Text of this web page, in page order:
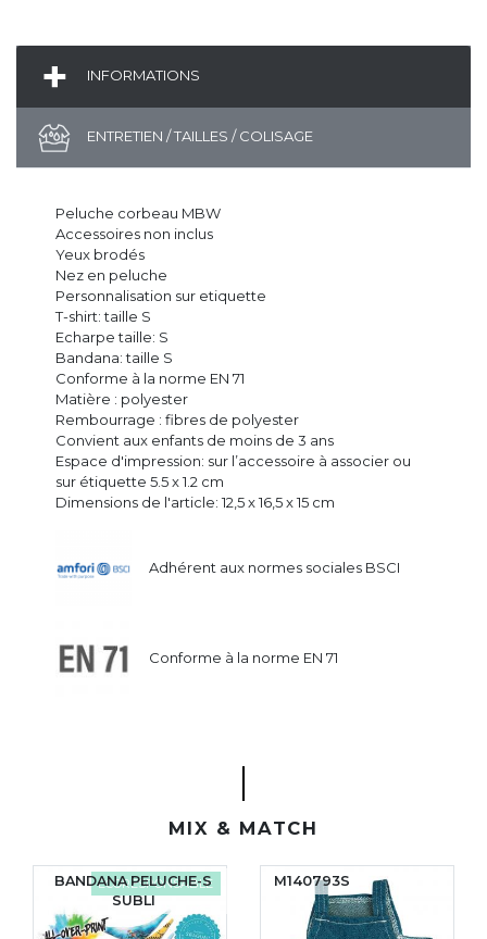
INFORMATIONS
ENTRETIEN / TAILLES / COLISAGE
Peluche corbeau MBW
Accessoires non inclus
Yeux brodés
Nez en peluche
Personnalisation sur etiquette
T-shirt: taille S
Echarpe taille: S
Bandana: taille S
Conforme à la norme EN 71
Matière : polyester
Rembourrage : fibres de polyester
Convient aux enfants de moins de 3 ans
Espace d'impression: sur l’accessoire à associer ou
sur étiquette 5.5 x 1.2 cm
Dimensions de l'article: 12,5 x 16,5 x 15 cm
Adhérent aux normes sociales BSCI
Conforme à la norme EN 71
MIX & MATCH
ÉCORESPONSABLE
BANDANA PELUCHE-S
SUBLI
M140793S